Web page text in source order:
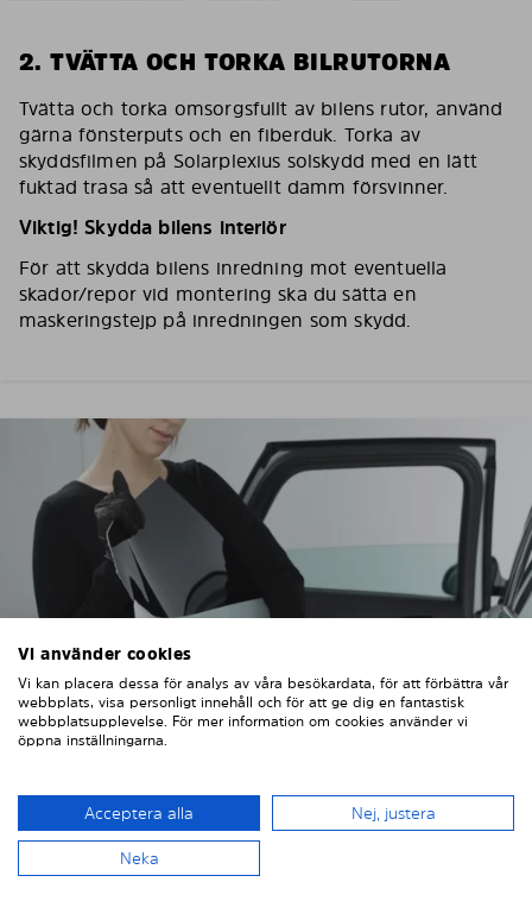
2. TVÄTTA OCH TORKA BILRUTORNA
Tvätta och torka omsorgsfullt av bilens rutor, använd
gärna fönsterputs och en fiberduk. Torka av
skyddsfilmen på Solarplexius solskydd med en lätt
fuktad trasa så att eventuellt damm försvinner.
Viktig! Skydda bilens interiör
För att skydda bilens inredning mot eventuella
skador/repor vid montering ska du sätta en
maskeringstejp på inredningen som skydd.
Använd medföljande handskar för att förhindra
fingeravtryck och fettfläckar på solskyddet.
Vi använder cookies
Vi kan placera dessa för analys av våra besökardata, för att förbättra vår
webbplats, visa personligt innehåll och för att ge dig en fantastisk
webbplatsupplevelse. För mer information om cookies använder vi
öppna inställningarna.
Acceptera alla Nej, justera
Neka